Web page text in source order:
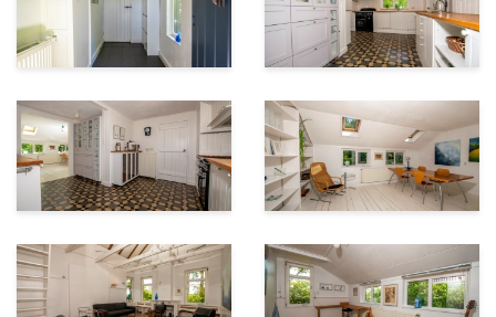
Bijna alles wat er in de tuin aan planten groeit geeft óf
een eetbare vrucht óf een bruikbaar onderdeel van de
plant, bijvoorbeeld voor natuurlijke verfstoffen.
Hier bestaat de mogelijkheid om volledig
zelfvoorzienend te leven uit eigen (voedsel)tuin!
In het bijgebouw in de tuin bevinden zich de
atelierruimte, voorzien van houtkachel en een
inmaakkeuken (circa 90 m2).
In deze ruimte worden de producten uit de tuin
verwerkt tot sappen, jams en chutneys.